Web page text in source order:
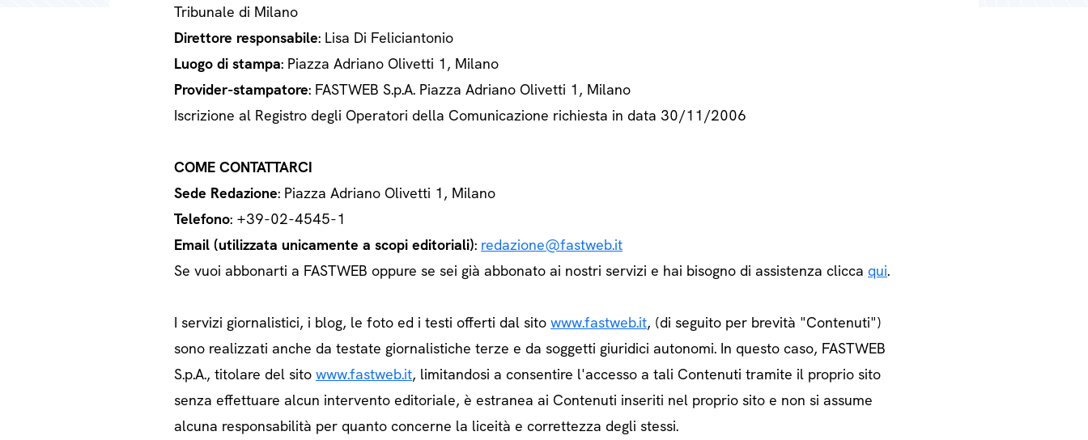
Tribunale di Milano
Direttore responsabile: Lisa Di Feliciantonio
Luogo di stampa: Piazza Adriano Olivetti 1, Milano
Provider-stampatore: FASTWEB S.p.A. Piazza Adriano Olivetti 1, Milano
Iscrizione al Registro degli Operatori della Comunicazione richiesta in data 30/11/2006
COME CONTATTARCI
Sede Redazione: Piazza Adriano Olivetti 1, Milano
Telefono: +39-02-4545-1
Email (utilizzata unicamente a scopi editoriali): redazione@fastweb.it
Se vuoi abbonarti a FASTWEB oppure se sei già abbonato ai nostri servizi e hai bisogno di assistenza clicca qui.
I servizi giornalistici, i blog, le foto ed i testi offerti dal sito www.fastweb.it, (di seguito per brevità "Contenuti")
sono realizzati anche da testate giornalistiche terze e da soggetti giuridici autonomi. In questo caso, FASTWEB
S.p.A., titolare del sito www.fastweb.it, limitandosi a consentire l'accesso a tali Contenuti tramite il proprio sito
senza effettuare alcun intervento editoriale, è estranea ai Contenuti inseriti nel proprio sito e non si assume
alcuna responsabilità per quanto concerne la liceità e correttezza degli stessi.